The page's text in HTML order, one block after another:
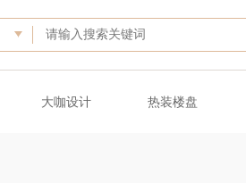
大咖设计 热装楼盘